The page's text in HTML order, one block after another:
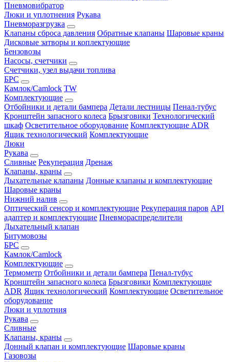
Пневмовибратор
Люки и уплотнения Рукава
Пневморазгрузка
Клапаны сброса давления Обратные клапаны Шаровые краны
Дисковые затворы и коплектующие
Бензовозы
Насосы, счетчики
Счетчики, узел выдачи топлива
БРС
Камлок/Camlock TW
Комплектующие
Отбойники и детали бампера Детали лестницы Пенал-тубус
Кронштейн запасного колеса Брызговики Технологический
шкаф Осветительное оборудование Комплектующие ADR
Ящик технологический Комплектующие
Люки
Рукава
Сливные Рекуперация Дренаж
Клапаны, краны
Дыхательные клапаны Донные клапаны и комплектующие
Шаровые краны
Нижний налив
Оптический сенсор и комплектующие Рекуперация паров API
адаптер и комплектующие Пневмораспределители
Дыхательный клапан
Битумовозы
БРС
Камлок/Camlock
Комплектующие
Термометр Отбойники и детали бампера Пенал-тубус
Кронштейн запасного колеса Брызговики Комплектующие
ADR Ящик технологический Комплектующие Осветительное
оборудование
Люки и уплотния
Рукава
Сливные
Клапаны, краны
Донный клапан и комплектующие Шаровые краны
Газовозы